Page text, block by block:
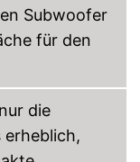
Subwoofer
für den
die
erheblich,